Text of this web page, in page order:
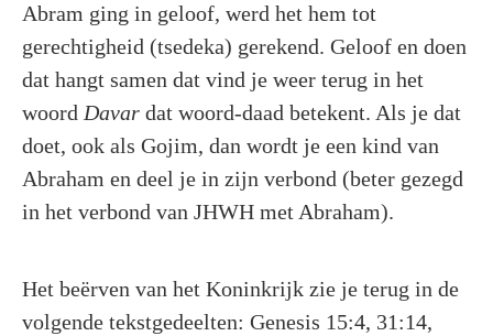
Abram ging in geloof, werd het hem tot
gerechtigheid (tsedeka) gerekend. Geloof en doen
dat hangt samen dat vind je weer terug in het
woord Davar dat woord-daad betekent. Als je dat
doet, ook als Gojim, dan wordt je een kind van
Abraham en deel je in zijn verbond (beter gezegd
in het verbond van JHWH met Abraham).
Het beërven van het Koninkrijk zie je terug in de
volgende tekstgedeelten: Genesis 15:4, 31:14,